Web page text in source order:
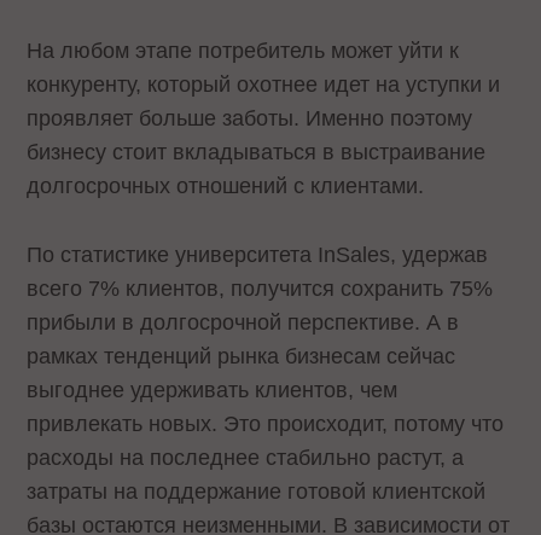
На любом этапе потребитель может уйти к
конкуренту, который охотнее идет на уступки и
проявляет больше заботы. Именно поэтому
бизнесу стоит вкладываться в выстраивание
долгосрочных отношений с клиентами.
По статистике университета InSales, удержав
всего 7% клиентов, получится сохранить 75%
прибыли в долгосрочной перспективе. А в
рамках тенденций рынка бизнесам сейчас
выгоднее удерживать клиентов, чем
привлекать новых. Это происходит, потому что
расходы на последнее стабильно растут, а
затраты на поддержание готовой клиентской
базы остаются неизменными. В зависимости от